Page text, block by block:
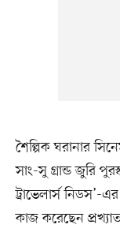
শৈল্পিক ঘরানার
সাং-সু গ্রান্ড জুরি
ট্রাভেলার্স নিডস’-
কাজ করেছেন প্রখ্যাত